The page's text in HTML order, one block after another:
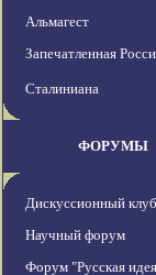
Альмагест
Запечатленная
Сталиниана
ФОРУМЫ
Дискуссионный клуб
Научный форум
Форум "Русская